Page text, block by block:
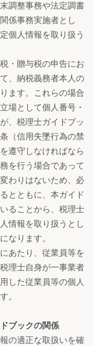
調整事務や法定調書
係事務実施者とし
個人情報を取り扱う
・贈与税の申告にお
、納税義務者本人の
ます。これらの場合
場として個人番号・
、税理士ガイドブッ
（信用失墜行為の禁
遵守しなければなら
を行う場合であって
わりはないため、必
とともに、本ガイド
ることから、税理士
情報を取り扱うとし
なります。
あたり、従業員等を
理士自身が一事業者
した従業員等の個人
。
ブックの関係
の適正な取扱いを確